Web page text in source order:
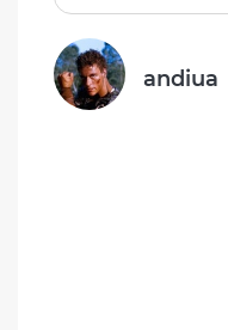
andiua